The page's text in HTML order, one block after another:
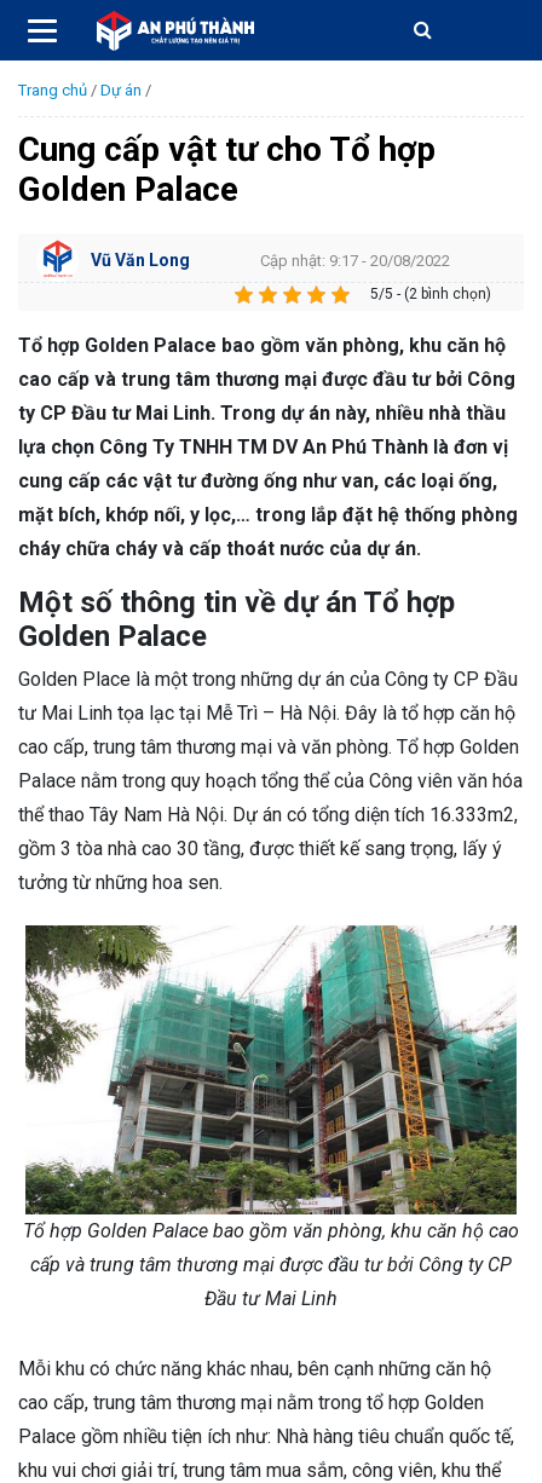
Trang chủ / Dự án /
Cung cấp vật tư cho Tổ hợp
Golden Palace
Vũ Văn Long Cập nhật: 9:17 - 20/08/2022
5/5 - (2 bình chọn)
Tổ hợp Golden Palace bao gồm văn phòng, khu căn hộ
cao cấp và trung tâm thương mại được đầu tư bởi Công
ty CP Đầu tư Mai Linh. Trong dự án này, nhiều nhà thầu
lựa chọn Công Ty TNHH TM DV An Phú Thành là đơn vị
cung cấp các vật tư đường ống như van, các loại ống,
mặt bích, khớp nối, y lọc,… trong lắp đặt hệ thống phòng
cháy chữa cháy và cấp thoát nước của dự án.
Một số thông tin về dự án Tổ hợp
Golden Palace
Golden Place là một trong những dự án của Công ty CP Đầu
tư Mai Linh tọa lạc tại Mễ Trì – Hà Nội. Đây là tổ hợp căn hộ
cao cấp, trung tâm thương mại và văn phòng. Tổ hợp Golden
Palace nằm trong quy hoạch tổng thể của Công viên văn hóa
thể thao Tây Nam Hà Nội. Dự án có tổng diện tích 16.333m2,
gồm 3 tòa nhà cao 30 tầng, được thiết kế sang trọng, lấy ý
tưởng từ những hoa sen.
Tổ hợp Golden Palace bao gồm văn phòng, khu căn hộ cao
cấp và trung tâm thương mại được đầu tư bởi Công ty CP
Đầu tư Mai Linh
Mỗi khu có chức năng khác nhau, bên cạnh những căn hộ
cao cấp, trung tâm thương mại nằm trong tổ hợp Golden
Palace gồm nhiều tiện ích như: Nhà hàng tiêu chuẩn quốc tế,
khu vui chơi giải trí, trung tâm mua sắm, công viên, khu thể